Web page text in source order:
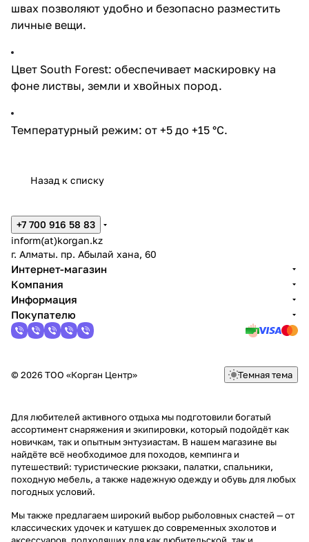
швах позволяют удобно и безопасно разместить
личные вещи.
Цвет South Forest: обеспечивает маскировку на
фоне листвы, земли и хвойных пород.
Температурный режим: от +5 до +15 °C.
Назад к списку
+7 700 916 58 83
inform(at)korgan.kz
г. Алматы. пр. Абылай хана, 60
Интернет-магазин
Компания
Информация
Покупателю
© 2026 ТОО «Корган Центр» Темная тема
Для любителей активного отдыха мы подготовили богатый
ассортимент снаряжения и экипировки, который подойдёт как
новичкам, так и опытным энтузиастам. В нашем магазине вы
найдёте всё необходимое для походов, кемпинга и
путешествий: туристические рюкзаки, палатки, спальники,
походную мебель, а также надежную одежду и обувь для любых
погодных условий.
Мы также предлагаем широкий выбор рыболовных снастей — от
классических удочек и катушек до современных эхолотов и